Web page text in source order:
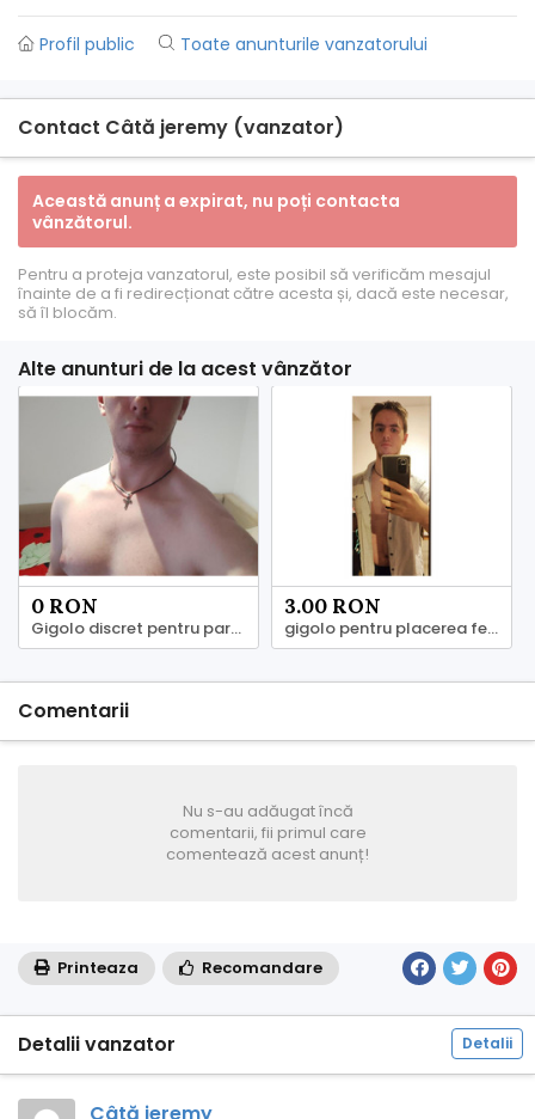
Profil public Toate anunturile vanzatorului
Contact Câtă jeremy (vanzator)
Această anunț a expirat, nu poți contacta
vânzătorul.
Pentru a proteja vanzatorul, este posibil să verificăm mesajul
înainte de a fi redirecționat către acesta și, dacă este necesar,
să îl blocăm.
Alte anunturi de la acest vânzător
0 RON
Gigolo discret pentru parteneră Constanța
3.00 RON
gigolo pentru placerea femeii
Comentarii
Nu s-au adăugat încă
comentarii, fii primul care
comentează acest anunț!
Printeaza Recomandare
Detalii vanzator Detalii
Câtă jeremy